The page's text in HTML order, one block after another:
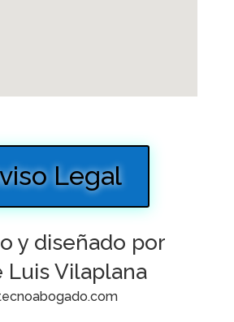
Legal
y diseñado por
Luis Vilaplana